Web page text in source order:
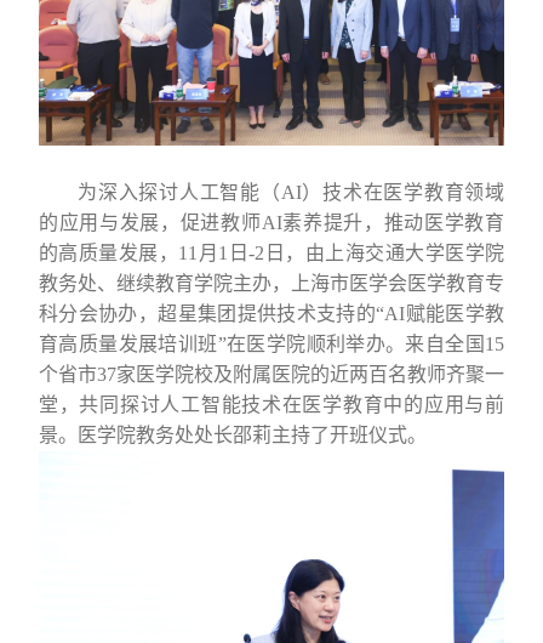
为深入探讨人工智能（AI）技术在医学教育领域
的应用与发展，促进教师AI素养提升，推动医学教育
的高质量发展， 11 月 1 日-2 日，由上海交通大学医学院
教务处、 继续教育学院主办，
上海市医学会医学教育专
科分会协办 ，超星集团提供技术支持的“AI赋能医学教
育高质量发展培训班”在医学 院顺利举办。来自全国 15
个省市37家医学院校及附属医院的近两百名教师齐聚一
堂，共同探讨人工智能技术在医学教育中的应用与前
景。医学院教务处处长邵莉主持了开班仪式。